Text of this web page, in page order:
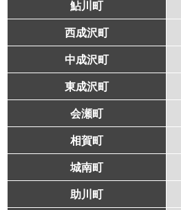
鮎川町
西成沢町
中成沢町
東成沢町
会瀬町
相賀町
城南町
助川町